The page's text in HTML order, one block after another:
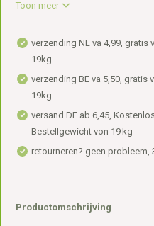
Toon meer
verzending NL va 4,99,
19kg
verzending BE va 5,50,
19kg
versand DE ab 6,45,
Bestellgewicht von 19 kg
retourneren? geen
Productomschrijving